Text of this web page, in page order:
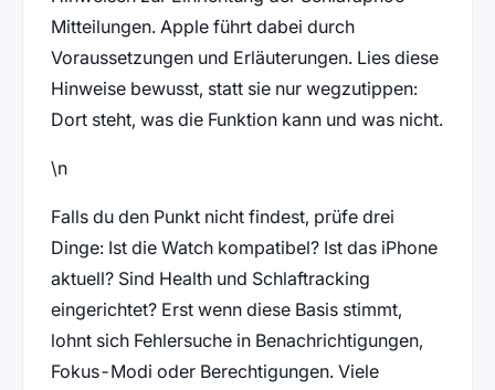
Mitteilungen. Apple führt dabei durch
Voraussetzungen und Erläuterungen. Lies diese
Hinweise bewusst, statt sie nur wegzutippen:
Dort steht, was die Funktion kann und was nicht.
\n
Falls du den Punkt nicht findest, prüfe drei
Dinge: Ist die Watch kompatibel? Ist das iPhone
aktuell? Sind Health und Schlaftracking
eingerichtet? Erst wenn diese Basis stimmt,
lohnt sich Fehlersuche in Benachrichtigungen,
Fokus-Modi oder Berechtigungen. Viele